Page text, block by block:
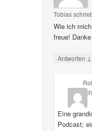
Tobias
Wie ich
freue! Danke
Antworten ↓
Eine
Podcast;